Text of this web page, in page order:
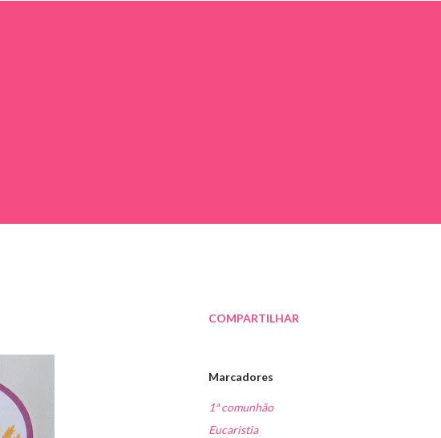
COMPARTILHAR
Marcadores
1ª comunhão
Eucaristia